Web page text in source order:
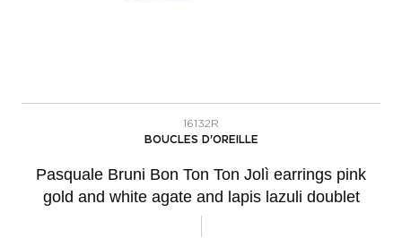
16132R
BOUCLES D'OREILLE
Pasquale Bruni Bon Ton Ton Jolì earrings pink
gold and white agate and lapis lazuli doublet